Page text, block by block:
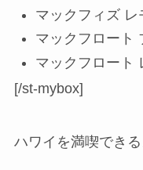
マックフィズ
マックフロート
マックフロート
[/st-mybox]
ハワイを満喫でき